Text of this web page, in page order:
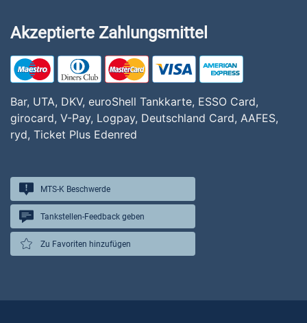
Akzeptierte Zahlungsmittel
Bar, UTA, DKV, euroShell Tankkarte, ESSO Card,
girocard, V-Pay, Logpay, Deutschland Card, AAFES,
ryd, Ticket Plus Edenred
MTS-K Beschwerde
Tankstellen-Feedback geben
Zu Favoriten hinzufügen